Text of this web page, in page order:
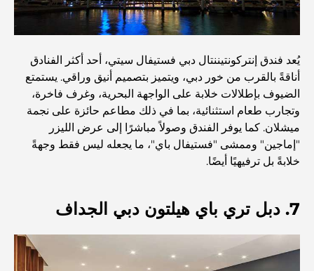
أندر سيارة في العالم: أساطير السيارات التي لا تُقدر بثمن
منصات التداول في الإمارات العربية المتحدة: دليل للمستثمرين
العصريين
نادي شاطئ العائلة في دبي: حيث يلتقي المرح بالاسترخاء
المخطط الرئيسي لتلال دبي: رؤية للحياة المجتمعية العصرية
يُعد فندق إنتركونتيننتال دبي فستيفال سيتي، أحد أكثر الفنادق
أناقةً بالقرب من خور دبي، ويتميز بتصميم أنيق وراقي. يستمتع
الضيوف بإطلالات خلابة على الواجهة البحرية، وغرف فاخرة،
وتجارب طعام استثنائية، بما في ذلك مطاعم حائزة على نجمة
ميشلان. كما يوفر الفندق وصولاً مباشرًا إلى عرض الليزر
"إماجين" وممشى "فستيفال باي"، ما يجعله ليس فقط وجهةً
خلابةً بل ترفيهيًا أيضًا.
7. دبل تري باي هيلتون دبي الجداف